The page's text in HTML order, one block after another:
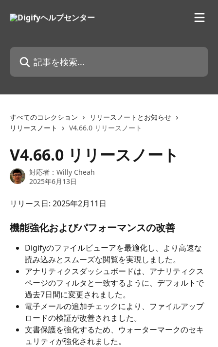
記事を検索...
すべてのコレクション
リリースノートとお知らせ
リリースノート
V4.66.0 リリースノート
V4.66.0 リリースノート
対応者： Willy Cheah
2025年6月13日
リリース日: 2025年2月11日
機能強化およびパフォーマンスの改善
Digifyのファイルビューアを最適化し、より高速な
読み込みとスムーズな閲覧を実現しました。
アナリティクスダッシュボードは、アナリティクス
ページのフィルタと一致するように、デフォルトで
過去7日間に変更されました。
電子メールの追加チェックにより、ファイルアップ
ロードの検証が改善されました。
文書保護を強化するため、ウォーターマークのセキ
ュリティが強化されました。